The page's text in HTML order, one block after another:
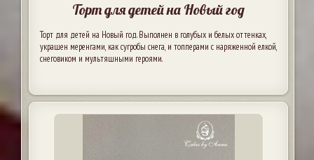
Торт для детей на Новый год
Торт для детей на Новый год. Выполнен в голубых и белых оттенках,
украшен меренгами, как сугробы снега, и топперами с наряженной елкой,
снеговиком и мультяшными героями.